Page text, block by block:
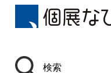
検索